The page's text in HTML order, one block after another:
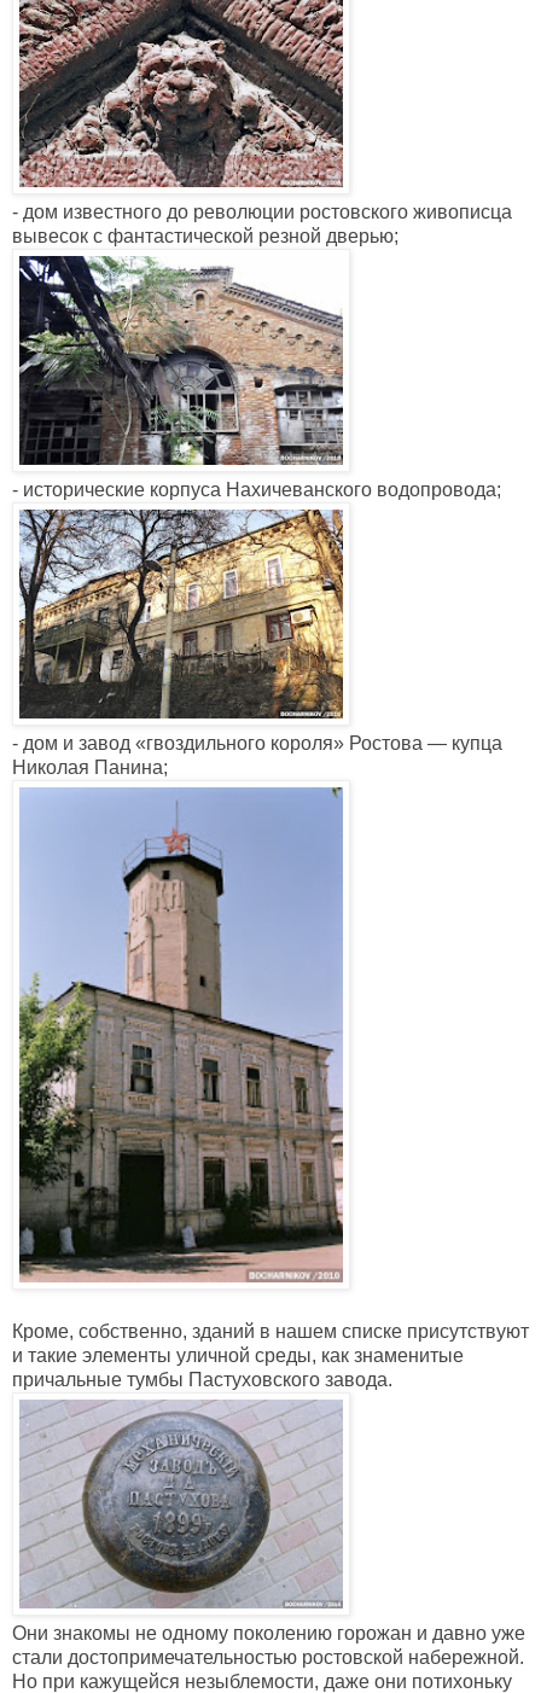
- дом известного до революции ростовского живописца
вывесок с фантастической резной дверью;
- исторические корпуса Нахичеванского водопровода;
- дом и завод «гвоздильного короля» Ростова — купца
Николая Панина;
Кроме, собственно, зданий в нашем списке присутствуют
и такие элементы уличной среды, как знаменитые
причальные тумбы Пастуховского завода.
Они знакомы не одному поколению горожан и давно уже
стали достопримечательностью ростовской набережной.
Но при кажущейся незыблемости, даже они потихоньку